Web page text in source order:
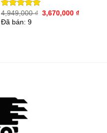
Được xếp
hạng5.00
4,949,000₫ Giá
gốc
3,670,000 ₫Giá
Đã bán: 9